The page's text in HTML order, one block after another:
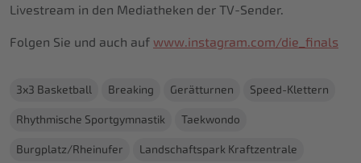
Livestream in den Mediatheken der TV-Sender.
Folgen Sie und auch auf www.instagram.com/die_finals
3x3 Basketball Breaking Gerätturnen Speed-Klettern
Rhythmische Sportgymnastik Taekwondo
Burgplatz/Rheinufer Landschaftspark Kraftzentrale